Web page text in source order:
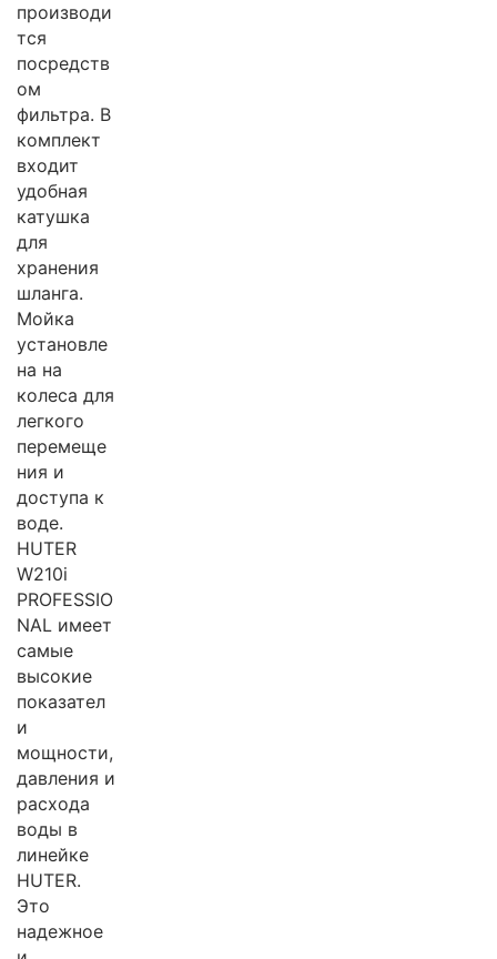
производи
тся
посредств
ом
фильтра. В
комплект
входит
удобная
катушка
для
хранения
шланга.
Мойка
установле
на на
колеса для
легкого
перемеще
ния и
доступа к
воде.
HUTER
W210i
PROFESSIO
NAL имеет
самые
высокие
показател
и
мощности,
давления и
расхода
воды в
линейке
HUTER.
Это
надежное